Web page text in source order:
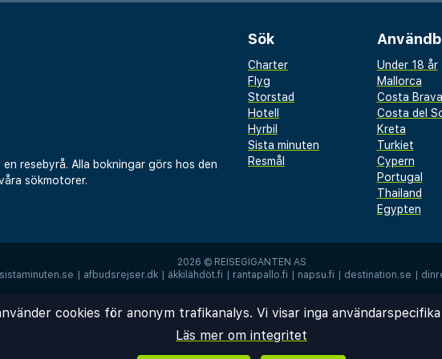
en mysig lounge där du kan
dryck eller hinna ikapp med
tillgänglig för att hjälpa till med
turbokningar och
beläget nära kollektivtrafik,
utforska Reykjavik och de
din vistelse i Islands
resebyrå. Alla bokningar görs hos den
sökmotorer.
Sök
Charter
Flyg
Storstad
Hotell
Hyrbil
Sista minuten
Resmål
Under 18 år
Mallorca
Costa Brava
Costa del
Kreta
Turkiet
Cypern
Portugal
Thailand
Egypten
2026 © REISEGIGANTEN AS
sistaminuten.se afbudsrejser.dk äkkilähdöt.fi rantapallo.fi napsu.fi destination.se
cookies för anonym trafikanalys. Vi visar inga
Läs mer om integritet